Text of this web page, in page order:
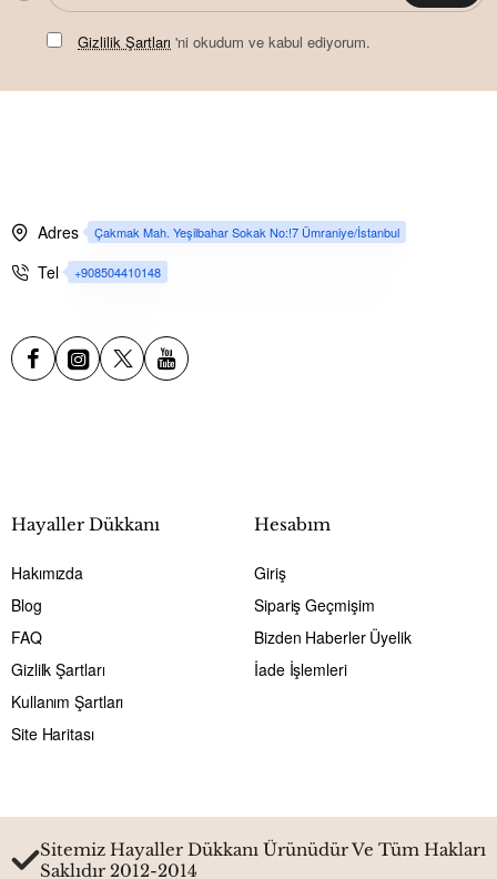
Gizlilik Şartları 'ni okudum ve kabul ediyorum.
Adres Çakmak Mah. Yeşilbahar Sokak No:!7 Ümraniye/İstanbul
Tel +908504410148
Hayaller Dükkanı
Hakımızda
Blog
FAQ
Gizlilk Şartları
Kullanım Şartları
Site Haritası
Hesabım
Giriş
Sipariş Geçmişim
Bizden Haberler Üyelik
İade İşlemleri
Sitemiz Hayaller Dükkanı Ürünüdür Ve Tüm Hakları
Saklıdır 2012-2014